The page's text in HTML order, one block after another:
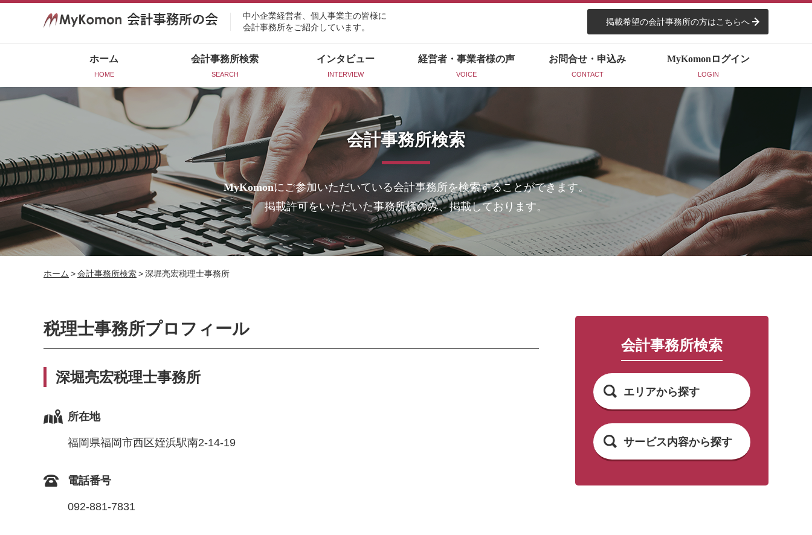
中小企業経営者、個人事業主の皆様に
会計事務所をご紹介しています。
掲載希望の会計事務所の方はこちらへ
ホーム
HOME
会計事務所検索
SEARCH
インタビュー
INTERVIEW
経営者・事業者様の声
VOICE
お問合せ・申込み
CONTACT
MyKomon ログイン
LOGIN
会計事務所検索
MyKomonにご参加いただいている会計事務所を検索することができます。
掲載許可をいただいた事務所様のみ、掲載しております。
ホーム >会計事務所検索>深堀亮宏税理士事務所
税理士事務所プロフィール
深堀亮宏税理士事務所
所在地
福岡県福岡市西区姪浜駅南2-14-19
電話番号
092-881-7831
会計事務所検索
エリアから探す
サービス内容から探す